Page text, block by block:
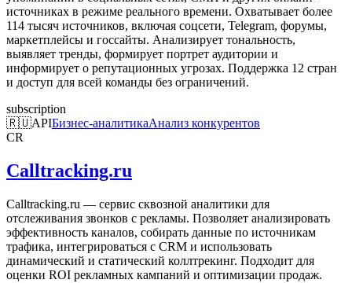
источниках в режиме реального времени. Охватывает более
114 тысяч источников, включая соцсети, Telegram, форумы,
маркетплейсы и госсайты. Анализирует тональность,
выявляет тренды, формирует портрет аудитории и
информирует о репутационных угрозах. Поддержка 12 стран
и доступ для всей команды без ограничений.
subscription
🇷🇺APIБизнес-аналитикаАнализ конкурентов
CR
Calltracking.ru
Calltracking.ru — сервис сквозной аналитики для
отслеживания звонков с рекламы. Позволяет анализировать
эффективность каналов, собирать данные по источникам
трафика, интегрироваться с CRM и использовать
динамический и статический коллтрекинг. Подходит для
оценки ROI рекламных кампаний и оптимизации продаж.